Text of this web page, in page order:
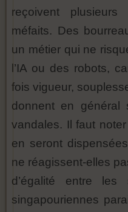
reçoivent
méfaits. Des
un métier qui ne
l’IA ou des robots,
fois vigueur,
donnent en
vandales. Il faut
en seront
ne réagissent-elles
d’égalité entre
singapouriennes